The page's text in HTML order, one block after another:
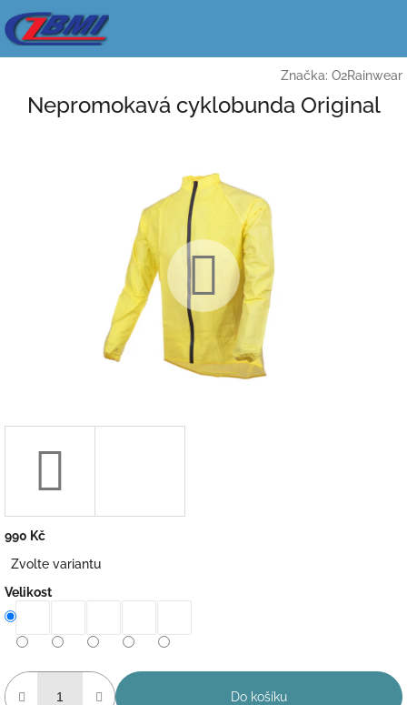
na
obsah
Značka: O2Rainwear
Nepromokavá cyklobunda Original
990 Kč
cena:
Zvolte variantu
Velikost
Do košíku